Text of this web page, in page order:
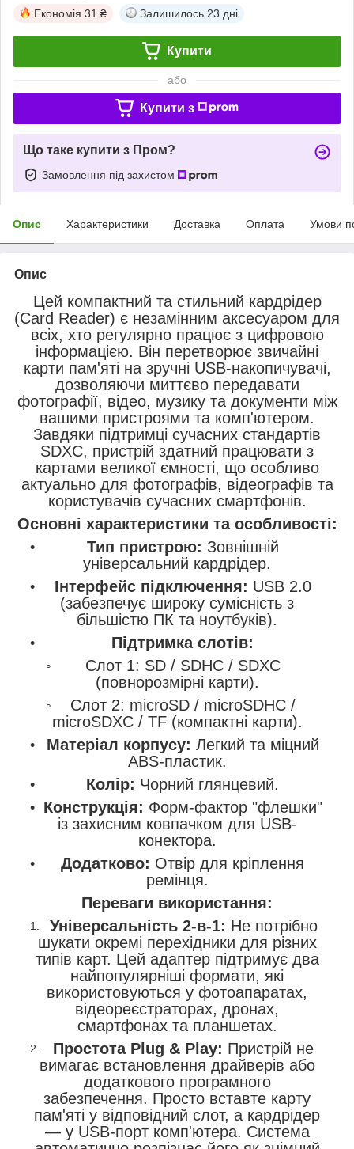
Економія 31 ₴ Залишилось 23 дні
Купити
або
Купити з
Що таке купити з Пром?
Замовлення під захистом
Опис Характеристики Доставка Оплата Умови
Опис
Цей компактний та стильний кардрідер
(Card Reader) є незамінним аксесуаром для
всіх, хто регулярно працює з цифровою
інформацією. Він перетворює звичайні
карти пам'яті на зручні USB-накопичувачі,
дозволяючи миттєво передавати
фотографії, відео, музику та документи між
вашими пристроями та комп'ютером.
Завдяки підтримці сучасних стандартів
SDXC, пристрій здатний працювати з
картами великої ємності, що особливо
актуально для фотографів, відеографів та
користувачів сучасних смартфонів.
Основні характеристики та особливості:
Тип пристрою: Зовнішній
універсальний кардрідер.
Інтерфейс підключення: USB 2.0
(забезпечує широку сумісність з
більшістю ПК та ноутбуків).
Підтримка слотів:
Слот 1: SD / SDHC / SDXC
(повнорозмірні карти).
Слот 2: microSD / microSDHC /
microSDXC / TF (компактні карти).
Матеріал корпусу: Легкий та міцний
ABS-пластик.
Колір: Чорний глянцевий.
Конструкція: Форм-фактор "флешки"
із захисним ковпачком для USB-
конектора.
Додатково: Отвір для кріплення
ремінця.
Переваги використання:
Універсальність 2-в-1: Не потрібно
шукати окремі перехідники для різних
типів карт. Цей адаптер підтримує два
найпопулярніші формати, які
використовуються у фотоапаратах,
відеореєстраторах, дронах,
смартфонах та планшетах.
Простота Plug & Play: Пристрій не
вимагає встановлення драйверів або
додаткового програмного
забезпечення. Просто вставте карту
пам'яті у відповідний слот, а кардрідер
— у USB-порт комп'ютера. Система